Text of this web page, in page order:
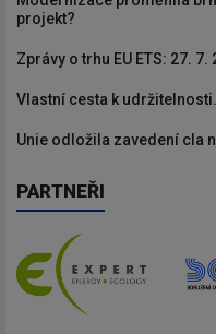
projekt?
Zprávy o trhu EU ETS: 27. 7.
Vlastní cesta k
Unie odložila zavedení cla
PARTNEŘI